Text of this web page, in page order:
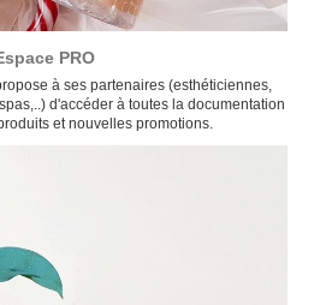
PRO
à ses partenaires (esthéticiennes,
d'accéder à toutes la documentation
et nouvelles promotions.